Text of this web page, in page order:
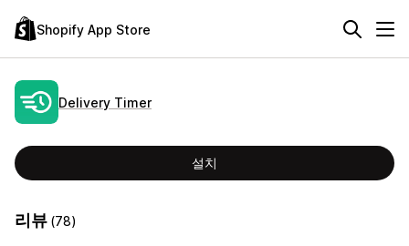
Shopify App Store
Delivery Timer
설치
리뷰 (78)